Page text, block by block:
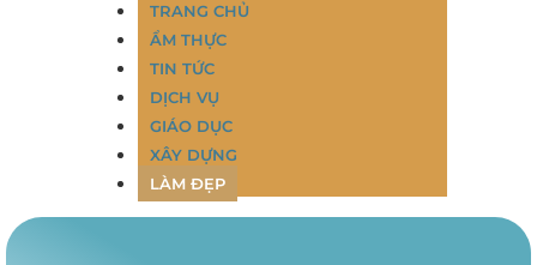
TRANG CHỦ
ẨM THỰC
TIN TỨC
DỊCH VỤ
GIÁO DỤC
XÂY DỰNG
LÀM ĐẸP